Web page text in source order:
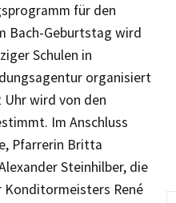
für den
Bach-Geburtstag wird
Schulen in
organisiert
wird von den
Im Anschluss
Pfarrerin Britta
Steinhilber, die
René